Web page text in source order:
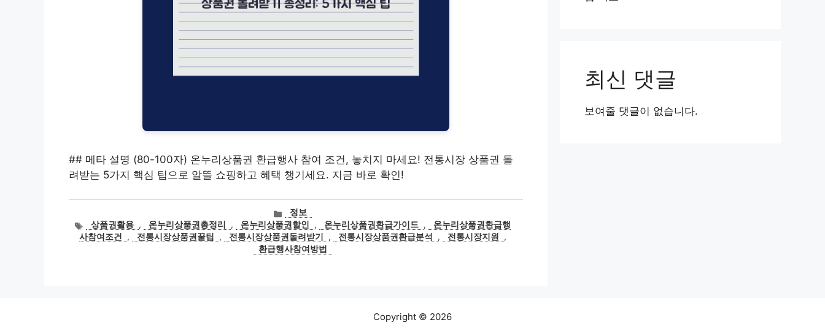
## 메타 설명 (80-100자) 온누리상품권 환급행사 참여 조건, 놓치지 마세요! 전통시장 상품권 돌
려받는 5가지 핵심 팁으로 알뜰 쇼핑하고 혜택 챙기세요. 지금 바로 확인!
카
테
고
리
정보
태
그
상품권활용 , 온누리상품권총정리 , 온누리상품권할인 , 온누리상품권환급가이드 ,
온누리상품권환급행
사참여조건
, 전통시장상품권꿀팁 , 전통시장상품권돌려받기 , 전통시장상품권환급분석 , 전통시장지원
,
환급행사참여방법
최신 댓글
보여줄 댓글이 없습니다.
Copyright © 2026